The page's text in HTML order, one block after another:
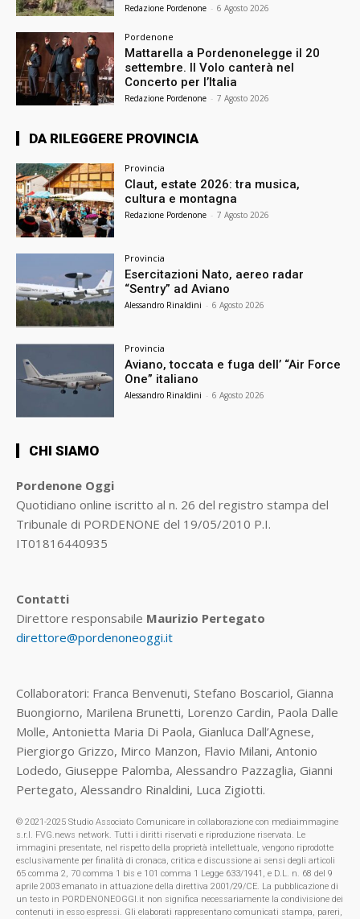
Redazione Pordenone - 6 Agosto 2026
Pordenone
Mattarella a Pordenonelegge il 20
settembre. Il Volo canterà nel
Concerto per l’Italia
Redazione Pordenone - 7 Agosto 2026
DA RILEGGERE PROVINCIA
Provincia
Claut, estate 2026: tra musica,
cultura e montagna
Redazione Pordenone - 7 Agosto 2026
Provincia
Esercitazioni Nato, aereo radar
“Sentry” ad Aviano
Alessandro Rinaldini - 6 Agosto 2026
Provincia
Aviano, toccata e fuga dell’ “Air Force
One” italiano
Alessandro Rinaldini - 6 Agosto 2026
CHI SIAMO
Pordenone Oggi
Quotidiano online iscritto al n. 26 del registro stampa del
Tribunale di PORDENONE del 19/05/2010 P.I.
IT01816440935
Contatti
Direttore responsabile Maurizio Pertegato
direttore@pordenoneoggi.it
Collaboratori: Franca Benvenuti, Stefano Boscariol, Gianna
Buongiorno, Marilena Brunetti, Lorenzo Cardin, Paola Dalle
Molle, Antonietta Maria Di Paola, Gianluca Dall’Agnese,
Piergiorgo Grizzo, Mirco Manzon, Flavio Milani, Antonio
Lodedo, Giuseppe Palomba, Alessandro Pazzaglia, Gianni
Pertegato, Alessandro Rinaldini, Luca Zigiotti.
© 2021-2025 Studio Associato Comunicare in collaborazione con mediaimmagine
s.r.l. FVG.news network. Tutti i diritti riservati e riproduzione riservata. Le
immagini presentate, nel rispetto della proprietà intellettuale, vengono riprodotte
esclusivamente per finalità di cronaca, critica e discussione ai sensi degli articoli
65 comma 2, 70 comma 1 bis e 101 comma 1 Legge 633/1941, e D.L. n. 68 del 9
aprile 2003 emanato in attuazione della direttiva 2001/29/CE. La pubblicazione di
un testo in PORDENONEOGGI.it non significa necessariamente la condivisione dei
contenuti in esso espressi. Gli elaborati rappresentano comunicati stampa, pareri,